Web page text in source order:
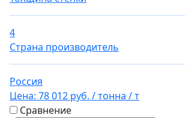
4
Страна производитель
Россия
Цена: 78 012 руб. / тонна / т
Сравнение